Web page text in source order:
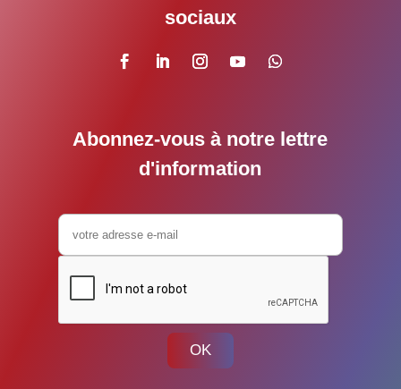
sociaux
Abonnez-vous à notre lettre
d'information
OK